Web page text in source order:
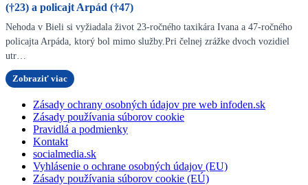
(†23) a policajt Arpád (†47)
Nehoda v Bieli si vyžiadala život 23-ročného taxikára Ivana a 47-ročného
policajta Arpáda, ktorý bol mimo služby.Pri čelnej zrážke dvoch vozidiel
utr…
Zobraziť viac
Zásady ochrany osobných údajov pre web infoden.sk
Zásady používania súborov cookie
Pravidlá a podmienky
Kontakt
socialmedia.sk
Vyhlásenie o ochrane osobných údajov (EU)
Zásady používania súborov cookie (EÚ)